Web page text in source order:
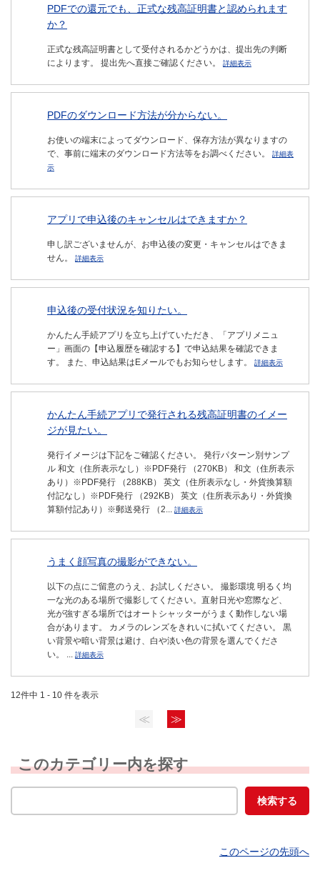
PDFでの還元でも、正式な残高証明書と認められます
か？
正式な残高証明書として受付されるかどうかは、提出先の判断
によります。 提出先へ直接ご確認ください。
詳細表示
PDFのダウンロード方法が分からない。
お使いの端末によってダウンロード、保存方法が異なりますの
で、事前に端末のダウンロード方法等をお調べください。
詳細表
示
アプリで申込後のキャンセルはできますか？
申し訳ございませんが、お申込後の変更・キャンセルはできま
せん。
詳細表示
申込後の受付状況を知りたい。
かんたん手続アプリを立ち上げていただき、「アプリメニュ
ー」画面の【申込履歴を確認する】で申込結果を確認できま
す。 また、申込結果はEメールでもお知らせします。
詳細表示
かんたん手続アプリで発行される残高証明書のイメー
ジが見たい。
発行イメージは下記をご確認ください。 発行パターン別サンプ
ル 和文（住所表示なし）※PDF発行 （270KB） 和文（住所表示
あり）※PDF発行 （288KB） 英文（住所表示なし・外貨換算額
付記なし）※PDF発行 （292KB） 英文（住所表示あり・外貨換
算額付記あり）※郵送発行 （2... 詳細表示
うまく顔写真の撮影ができない。
以下の点にご留意のうえ、お試しください。 撮影環境 明るく均
一な光のある場所で撮影してください。直射日光や窓際など、
光が強すぎる場所ではオートシャッターがうまく動作しない場
合があります。 カメラのレンズをきれいに拭いてください。 黒
い背景や暗い背景は避け、白や淡い色の背景を選んでくださ
い。 ... 詳細表示
12件中 1 - 10 件を表示
≪ ≫
このカテゴリー内を探す
このページの先頭へ